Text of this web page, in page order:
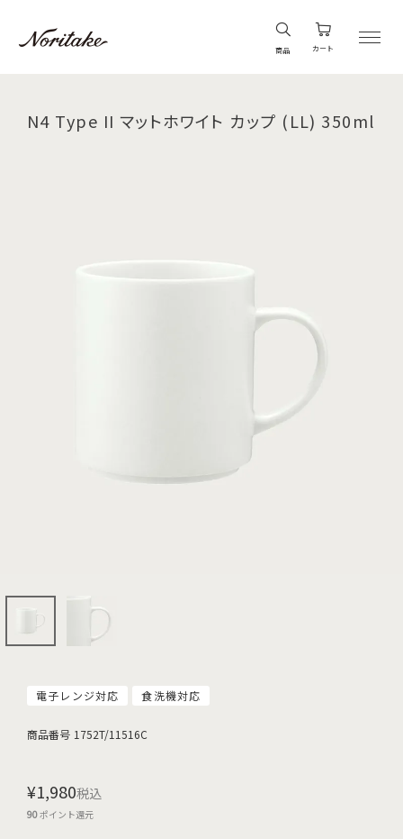
商品 カート
N4 Type II マットホワイト カップ (LL) 350ml
電子レンジ対応 食洗機対応
商品番号 1752T/11516C
¥1,980税込
90ポイント還元